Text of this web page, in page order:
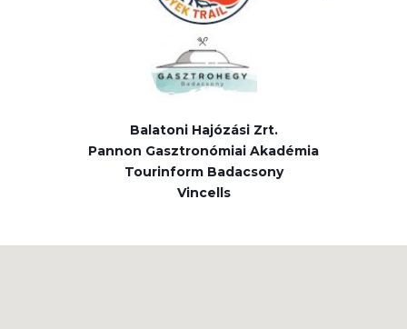
Balatoni Hajózási Zrt.
Pannon Gasztronómiai Akadémia
Tourinform Badacsony
Vincells